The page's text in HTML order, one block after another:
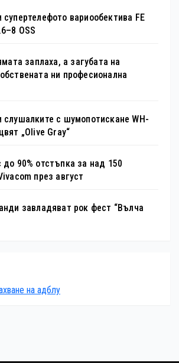
супертелефото вариообектива FE
OSS
заплаха, а загубата на
ни професионална
слушалките с шумопотискане WH-
„Olive Gray“
90% отстъпка за над 150
през август
завладяват рок фест “Вълча
на адблу